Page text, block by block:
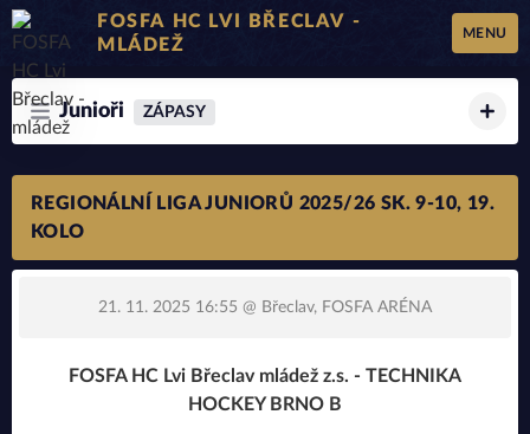
FOSFA HC LVI BŘECLAV -
MLÁDEŽ
MENU
Junioři ZÁPASY
REGIONÁLNÍ LIGA JUNIORŮ 2025/26 SK. 9-10, 19.
KOLO
21. 11. 2025 16:55 @ Břeclav, FOSFA ARÉNA
FOSFA HC Lvi Břeclav mládež z.s. - TECHNIKA
HOCKEY BRNO B